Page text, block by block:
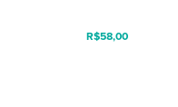
R$58,00